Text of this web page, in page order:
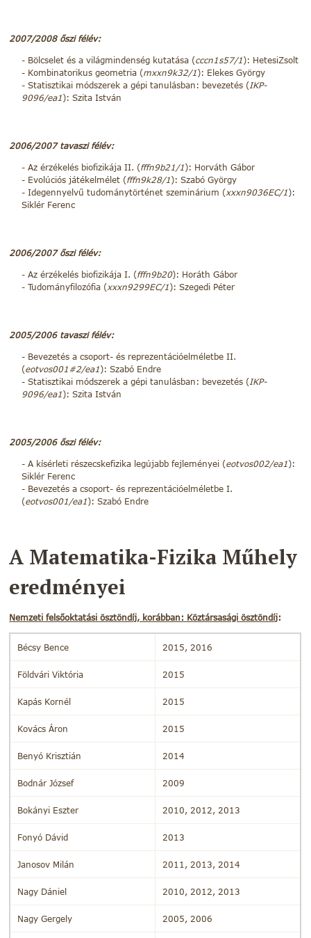
2007/2008 őszi félév:
Bölcselet és a világmindenség kutatása (cccn1s57/1): HetesiZsolt
Kombinatorikus geometria (mxxn9k32/1): Elekes György
Statisztikai módszerek a gépi tanulásban: bevezetés (IKP-
9096/ea1): Szita István
2006/2007 tavaszi félév:
Az érzékelés biofizikája II. (fffn9b21/1): Horváth Gábor
Evolúciós játékelmélet (fffn9k28/1): Szabó György
Idegennyelvű tudománytörténet szeminárium (xxxn9036EC/1):
Siklér Ferenc
2006/2007 őszi félév:
Az érzékelés biofizikája I. (fffn9b20): Horáth Gábor
Tudományfilozófia (xxxn9299EC/1): Szegedi Péter
2005/2006 tavaszi félév:
Bevezetés a csoport- és reprezentációelméletbe II.
(eotvos001#2/ea1): Szabó Endre
Statisztikai módszerek a gépi tanulásban: bevezetés (IKP-
9096/ea1): Szita István
2005/2006 őszi félév:
A kísérleti részecskefizika legújabb fejleményei (eotvos002/ea1):
Siklér Ferenc
Bevezetés a csoport- és reprezentációelméletbe I.
(eotvos001/ea1): Szabó Endre
A Matematika-Fizika Műhely
eredményei
Nemzeti felsőoktatási ösztöndíj, korábban: Köztársasági ösztöndíj:
Bécsy Bence 2015, 2016
Földvári Viktória 2015
Kapás Kornél 2015
Kovács Áron 2015
Benyó Krisztián 2014
Bodnár József 2009
Bokányi Eszter 2010, 2012, 2013
Fonyó Dávid 2013
Janosov Milán 2011, 2013, 2014
Nagy Dániel 2010, 2012, 2013
Nagy Gergely 2005, 2006